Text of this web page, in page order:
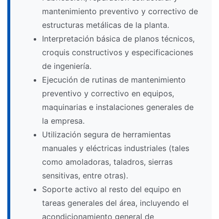
mantenimiento preventivo y correctivo de
estructuras metálicas de la planta.
Interpretación básica de planos técnicos,
croquis constructivos y especificaciones
de ingeniería.
Ejecución de rutinas de mantenimiento
preventivo y correctivo en equipos,
maquinarias e instalaciones generales de
la empresa.
Utilización segura de herramientas
manuales y eléctricas industriales (tales
como amoladoras, taladros, sierras
sensitivas, entre otras).
Soporte activo al resto del equipo en
tareas generales del área, incluyendo el
acondicionamiento general de